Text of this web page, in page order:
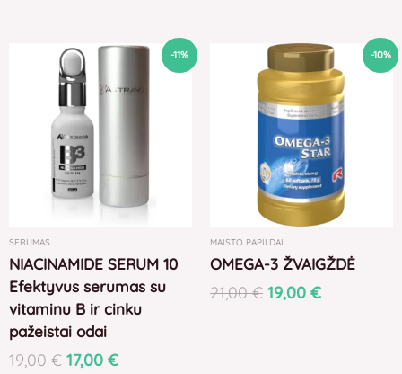
-11%
SERUMAS
NIACINAMIDE SERUM 10
Efektyvus serumas su
vitaminu B ir cinku
pažeistai odai
19,00€
Original
price
was:
19,00 €.
17,00 €
Current
is:
-10%
MAISTO PAPILDAI
OMEGA-3 ŽVAIGŽDĖ
21,00€
Original
price
was:
21,00 €.
19,00 €
Current
price
is:
19,00 €.